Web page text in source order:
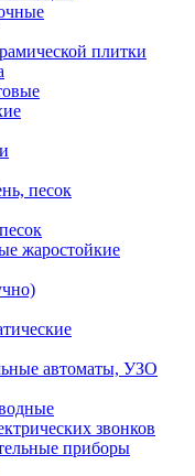
плитки
песок
жаростойкие
автоматы, УЗО
звонков
приборы